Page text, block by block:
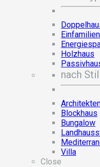
Holzhaus
nach Stil
Blockhaus
Bungalow
Villa
Close